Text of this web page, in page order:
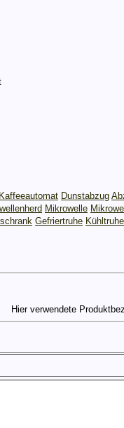
Kaffeeautomat Dunstabzug
Mikrowelle
Gefriertruhe Kühltruhe
Hier verwendete